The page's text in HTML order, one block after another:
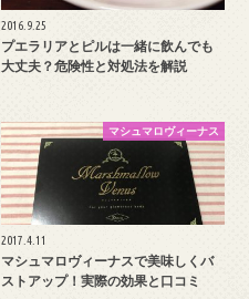
2016.9.25
プエラリアとピルは一緒に飲んでも
大丈夫？危険性と対処法を解説
マシュマロヴィーナス
2017.4.11
マシュマロヴィーナスで美味しくバ
ストアップ！実際の効果と口コミ